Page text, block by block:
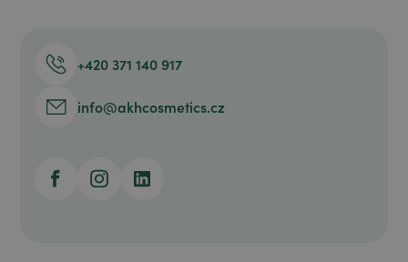
+420 371 140 917
info@akhcosmetics.cz